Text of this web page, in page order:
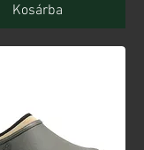
Kosárba